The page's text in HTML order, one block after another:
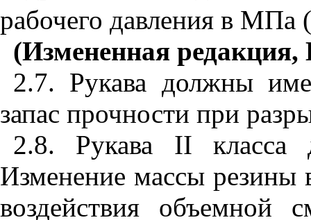
рабочего давления в МПа
(Измененная
2.7. Рукава должны
запас прочности при
2.8. Рукава II класса
Изменение массы резины
воздействия